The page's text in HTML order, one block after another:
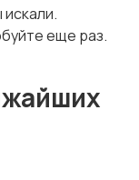
еще раз.